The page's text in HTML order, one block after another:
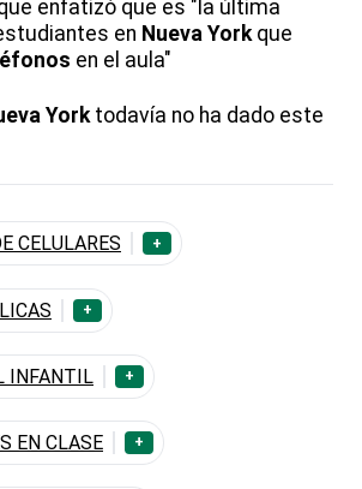
enfatizó que es "la última
en Nueva Yorkque
en el aula"
Yorktodavía no ha dado este
CELULARES
+
+
INFANTIL +
EN CLASE +